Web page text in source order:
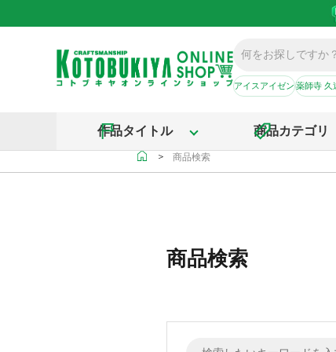
アイスアイゼン薬師寺 久
作品タイトル 商品カテゴリ
＞ 商品検索
商品検索